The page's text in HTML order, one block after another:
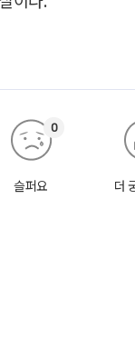
슬퍼요
0
더